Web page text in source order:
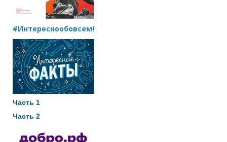
#Интереснообовсем!
Часть 1
Часть 2